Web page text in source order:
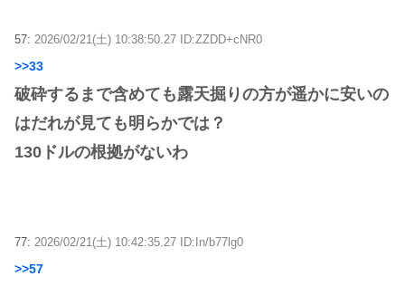
57: 2026/02/21(土) 10:38:50.27 ID:ZZDD+cNR0
>>33
破砕するまで含めても露天掘りの方が遥かに安いの
はだれが見ても明らかでは？
130ドルの根拠がないわ
77: 2026/02/21(土) 10:42:35.27 ID:In/b77lg0
>>57